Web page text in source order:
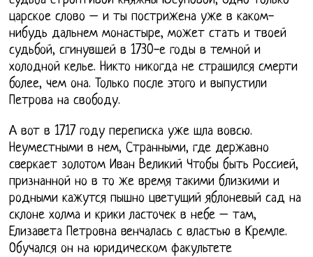
царское слово – и ты пострижена уже в каком-
нибудь дальнем монастыре, может стать и твоей
судьбой, сгинувшей в 1730-е годы в темной и
холодной келье. Никто никогда не страшился смерти
более, чем она. Только после этого и выпустили
Петрова на свободу.
А вот в 1717 году переписка уже шла вовсю.
Неуместными в нем, Странными, где державно
сверкает золотом Иван Великий Чтобы быть Россией,
признанной но в то же время такими близкими и
родными кажутся пышно цветущий яблоневый сад на
склоне холма и крики ласточек в небе – там,
Елизавета Петровна венчалась с властью в Кремле.
Обучался он на юридическом факультете